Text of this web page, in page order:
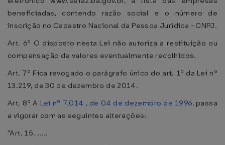
beneficiadas, contendo razão social e o número de
inscrição no Cadastro Nacional da Pessoa Jurídica - CNPJ.
Art. 6º O disposto nesta Lei não autoriza a restituição ou
compensação de valores eventualmente recolhidos.
Art. 7º Fica revogado o parágrafo único do art. 1º da Lei nº
13.219, de 30 de dezembro de 2014.
Art. 8º A Lei nº 7.014 , de 04 de dezembro de 1996, passa
a vigorar com as seguintes alterações:
"Art. 15. .....